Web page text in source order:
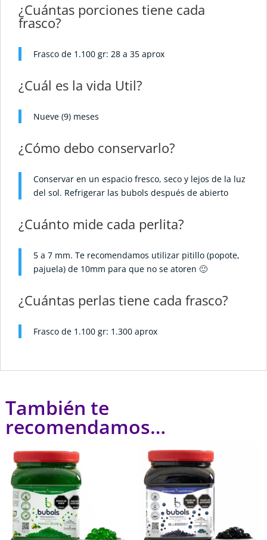
¿Cuántas porciones tiene cada
frasco?
Frasco de 1.100 gr: 28 a 35 aprox
¿Cuál es la vida Util?
Nueve (9) meses
¿Cómo debo conservarlo?
Conservar en un espacio fresco, seco y lejos de la luz
del sol. Refrigerar las bubols después de abierto
¿Cuánto mide cada perlita?
5 a 7 mm. Te recomendamos utilizar pitillo (popote,
pajuela) de 10mm para que no se atoren 🙂
¿Cuántas perlas tiene cada frasco?
Frasco de 1.100 gr: 1.300 aprox
También te
recomendamos…